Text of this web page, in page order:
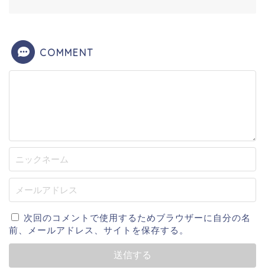
COMMENT
次回のコメントで使用するためブラウザーに自分の名
前、メールアドレス、サイトを保存する。